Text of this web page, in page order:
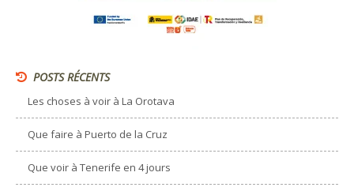
POSTS RÉCENTS
Les choses à voir à La Orotava
Que faire à Puerto de la Cruz
Que voir à Tenerife en 4 jours